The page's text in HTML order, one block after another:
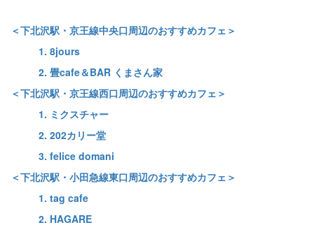
＜下北沢駅・京王線中央口周辺のおすすめカフェ＞
1. 8jours
2. 畳cafe＆BAR くまさん家
＜下北沢駅・京王線西口周辺のおすすめカフェ＞
1. ミクスチャー
2. 202カリー堂
3. felice domani
＜下北沢駅・小田急線東口周辺のおすすめカフェ＞
1. tag cafe
2. HAGARE